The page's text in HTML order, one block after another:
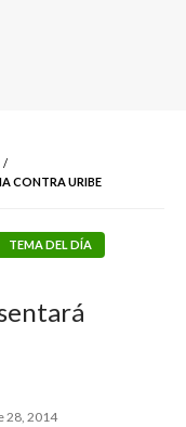
CONTRA URIBE
TEMA DEL DÍA
28, 2014